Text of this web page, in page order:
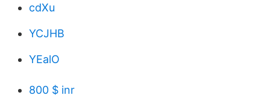
cdXu
YCJHB
YEalO
800 $ inr